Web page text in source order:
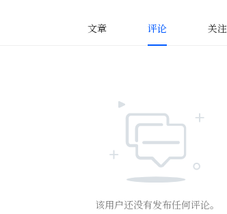
文章 评论 关注
该用户还没有发布任何评论。